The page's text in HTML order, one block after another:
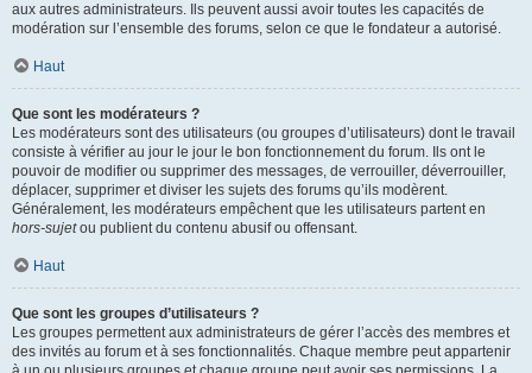
aux autres administrateurs. Ils peuvent aussi avoir toutes les capacités de
modération sur l’ensemble des forums, selon ce que le fondateur a autorisé.
Haut
Que sont les modérateurs ?
Les modérateurs sont des utilisateurs (ou groupes d’utilisateurs) dont le travail
consiste à vérifier au jour le jour le bon fonctionnement du forum. Ils ont le
pouvoir de modifier ou supprimer des messages, de verrouiller, déverrouiller,
déplacer, supprimer et diviser les sujets des forums qu’ils modèrent.
Généralement, les modérateurs empêchent que les utilisateurs partent en
hors-sujetou publient du contenu abusif ou offensant.
Haut
Que sont les groupes d’utilisateurs ?
Les groupes permettent aux administrateurs de gérer l’accès des membres et
des invités au forum et à ses fonctionnalités. Chaque membre peut appartenir